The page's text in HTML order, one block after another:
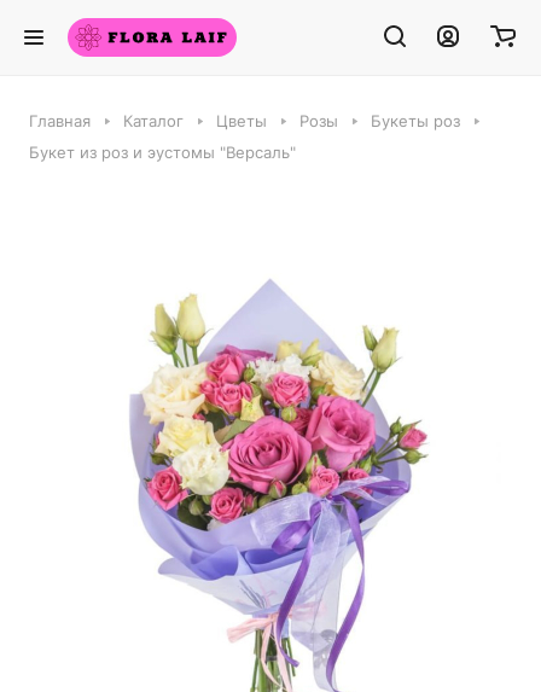
Главная Каталог Цветы Розы
Букеты роз
Букет из роз и эустомы "Версаль"